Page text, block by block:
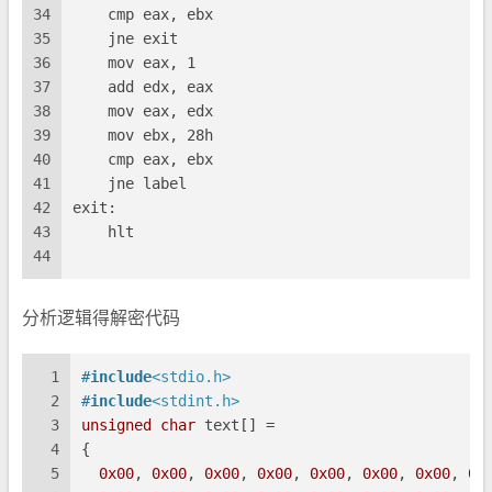
34
35
36
37
38
39
40
41
42
43
44
    cmp eax, ebx
    jne exit
    mov eax, 1
    add edx, eax
    mov eax, edx
    mov ebx, 28h
    cmp eax, ebx
    jne label
exit:
    hlt
分析逻辑得解密代码
1
2
3
4
5
#include<stdio.h>
#include<stdint.h>
unsigned
char text[] =
{
0x00, 0x00, 0x00, 0x00, 0x00, 0x00, 0x00,